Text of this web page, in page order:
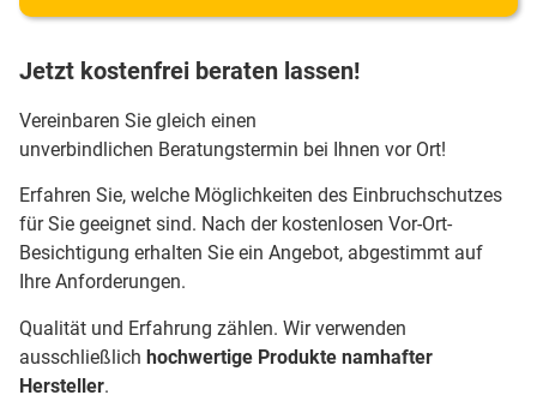
Jetzt kostenfrei beraten lassen!
Vereinbaren Sie gleich einen
unverbindlichen Beratungstermin bei Ihnen vor Ort!
Erfahren Sie, welche Möglichkeiten des Einbruchschutzes
für Sie geeignet sind. Nach der kostenlosen Vor-Ort-
Besichtigung erhalten Sie ein Angebot, abgestimmt auf
Ihre Anforderungen.
Qualität und Erfahrung zählen. Wir verwenden
ausschließlich hochwertige Produkte namhafter
Hersteller.